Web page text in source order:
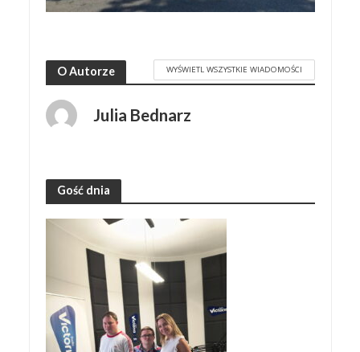
O Autorze WYŚWIETL WSZYSTKIE WIADOMOŚCI
Julia Bednarz
Gość dnia